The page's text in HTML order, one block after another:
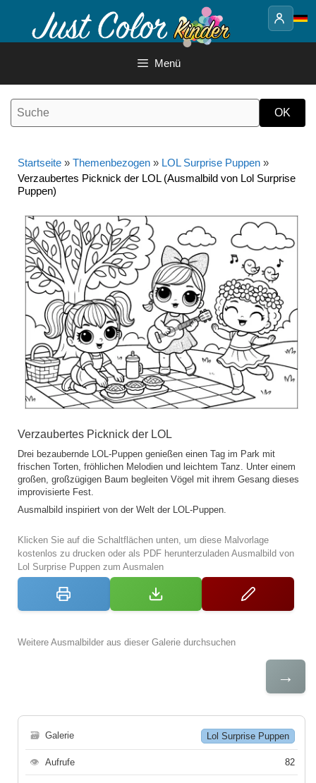
Inhalt
Menü
Startseite » Themenbezogen » LOL Surprise Puppen »
Verzaubertes Picknick der LOL (Ausmalbild von Lol Surprise
Puppen)
Verzaubertes Picknick der LOL
Drei bezaubernde LOL-Puppen genießen einen Tag im Park mit
frischen Torten, fröhlichen Melodien und leichtem Tanz. Unter einem
großen, großzügigen Baum begleiten Vögel mit ihrem Gesang dieses
improvisierte Fest.
Ausmalbild inspiriert von der Welt der LOL-Puppen.
Klicken Sie auf die Schaltflächen unten, um diese Malvorlage
kostenlos zu drucken oder als PDF herunterzuladen Ausmalbild von
Lol Surprise Puppen zum Ausmalen
Weitere Ausmalbilder aus dieser Galerie durchsuchen
→
🗃 Galerie Lol Surprise Puppen
👁 Aufrufe 82